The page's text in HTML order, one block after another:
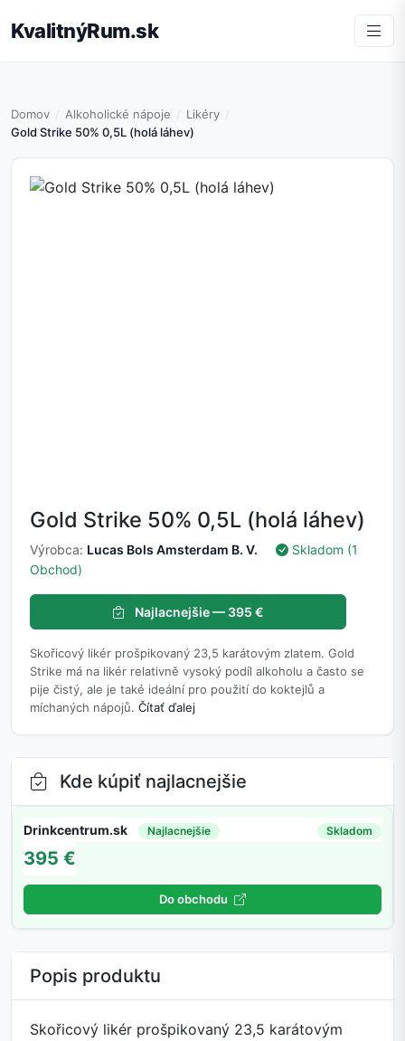
KvalitnýRum.sk
Domov Alkoholické nápoje
Likéry
Gold Strike 50% 0,5L (holá láhev)
Gold Strike 50% 0,5L (holá láhev)
Výrobca: Lucas Bols Amsterdam B. V.
Skladom (1
Obchod)
Najlacnejšie — 395 €
Skořicový likér prošpikovaný 23,5 karátovým zlatem. Gold
Strike má na likér relativně vysoký podíl alkoholu a často se
pije čistý, ale je také ideální pro použití do koktejlů a
míchaných nápojů. Čítať ďalej
Kde kúpiť najlacnejšie
Drinkcentrum.sk Najlacnejšie Skladom
395 €
Do obchodu
Popis produktu
Skořicový likér prošpikovaný 23,5 karátovým